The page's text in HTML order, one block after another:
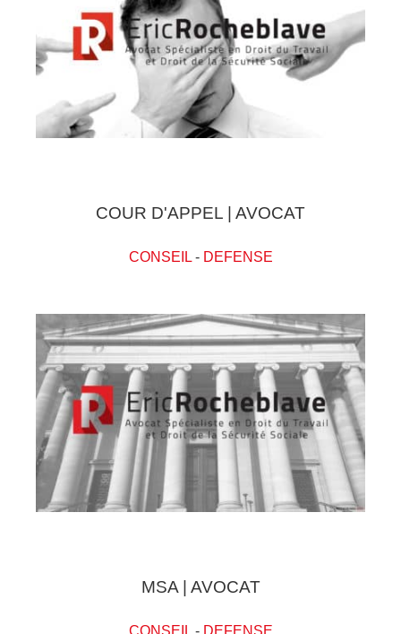
COUR D'APPEL | AVOCAT
CONSEIL- DEFENSE
MSA | AVOCAT